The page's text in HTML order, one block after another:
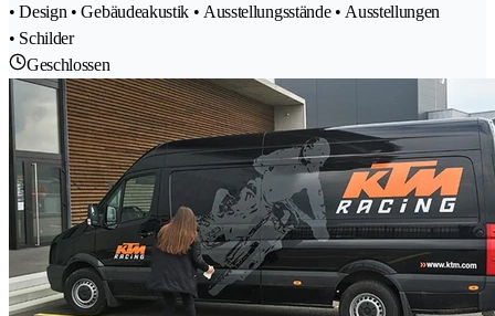
• Design • Gebäudeakustik • Ausstellungsstände • Ausstellungen
• Schilder
Geschlossen